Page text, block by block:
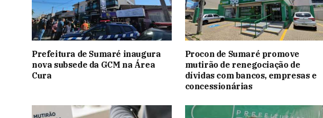
Prefeitura de Sumaré inaugura
nova subsede da GCM na Área
Cura
Procon de Sumaré promove
mutirão de renegociação de
dívidas com bancos, empresas e
concessionárias